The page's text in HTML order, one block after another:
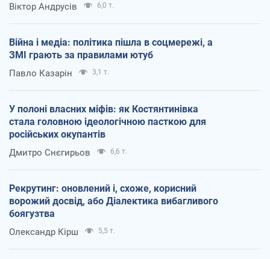
Віктор Андрусів 6,0 т.
Війна і медіа: політика пішла в соцмережі, а
ЗМІ грають за правилами ютуб
Павло Казарін 3,1 т.
У полоні власних міфів: як Костянтинівка
стала головною ідеологічною пасткою для
російських окупантів
Дмитро Снєгирьов 6,6 т.
Рекрутинг: оновлений і, схоже, корисний
ворожий досвід, або Діалектика вибагливого
боягузтва
Олександр Кірш 5,5 т.